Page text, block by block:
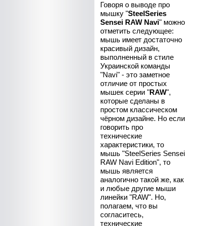
Говоря о выводе про
мышку "SteelSeries
Sensei RAW Navi" можно
отметить следующее:
мышь имеет достаточно
красивый дизайн,
выполненный в стиле
Украинской команды
"Navi" - это заметное
отличие от простых
мышек серии "RAW",
которые сделаны в
простом классическом
чёрном дизайне. Но если
говорить про
технические
характеристики, то
мышь "SteelSeries Sensei
RAW Navi Edition", то
мышь является
аналогично такой же, как
и любые другие мыши
линейки "RAW". Но,
полагаем, что вы
согласитесь,
технические